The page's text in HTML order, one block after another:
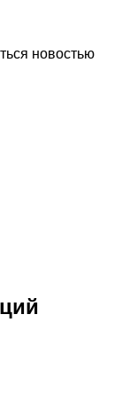
новостью